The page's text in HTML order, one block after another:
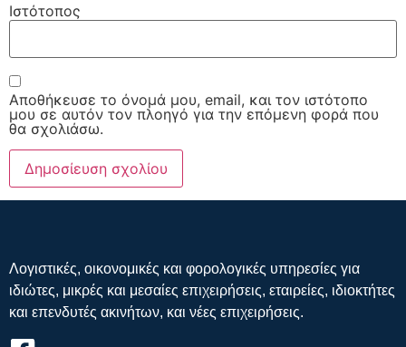
Ιστότοπος
Αποθήκευσε το όνομά μου, email, και τον ιστότοπο
μου σε αυτόν τον πλοηγό για την επόμενη φορά που
θα σχολιάσω.
Λογιστικές, οικονομικές και φορολογικές υπηρεσίες για
ιδιώτες, μικρές και μεσαίες επιχειρήσεις, εταιρείες, ιδιοκτήτες
και επενδυτές ακινήτων, και νέες επιχειρήσεις.